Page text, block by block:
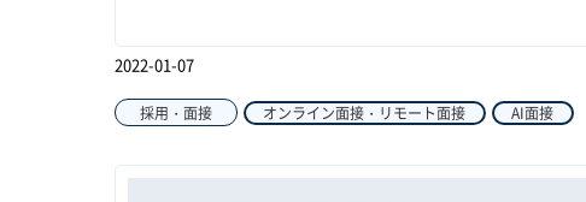
2022-01-07
採用・面接 オンライン面接・リモート面接 AI面接